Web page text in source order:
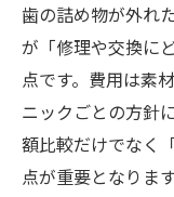
歯の詰め物が外れ
が「修理や交換に
点です。費用は素
ニックごとの方針
額比較だけでなく
点が重要となります